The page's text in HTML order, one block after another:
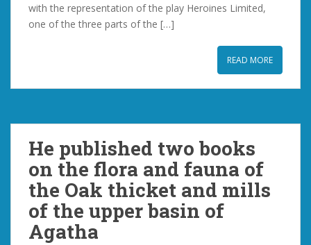
with the representation of the play Heroines Limited,
one of the three parts of the […]
READ MORE
He published two books
on the flora and fauna of
the Oak thicket and mills
of the upper basin of
Agatha